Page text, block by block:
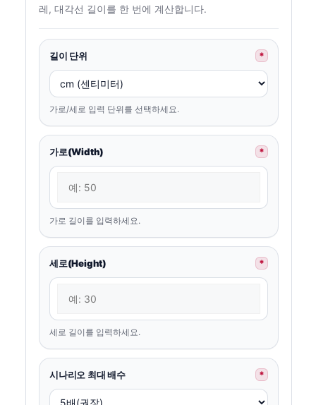
레, 대각선 길이를 한 번에 계산합니다.
길이 단위 *
가로/세로 입력 단위를 선택하세요.
가로(Width) *
가로 길이를 입력하세요.
세로(Height) *
세로 길이를 입력하세요.
시나리오 최대 배수 *